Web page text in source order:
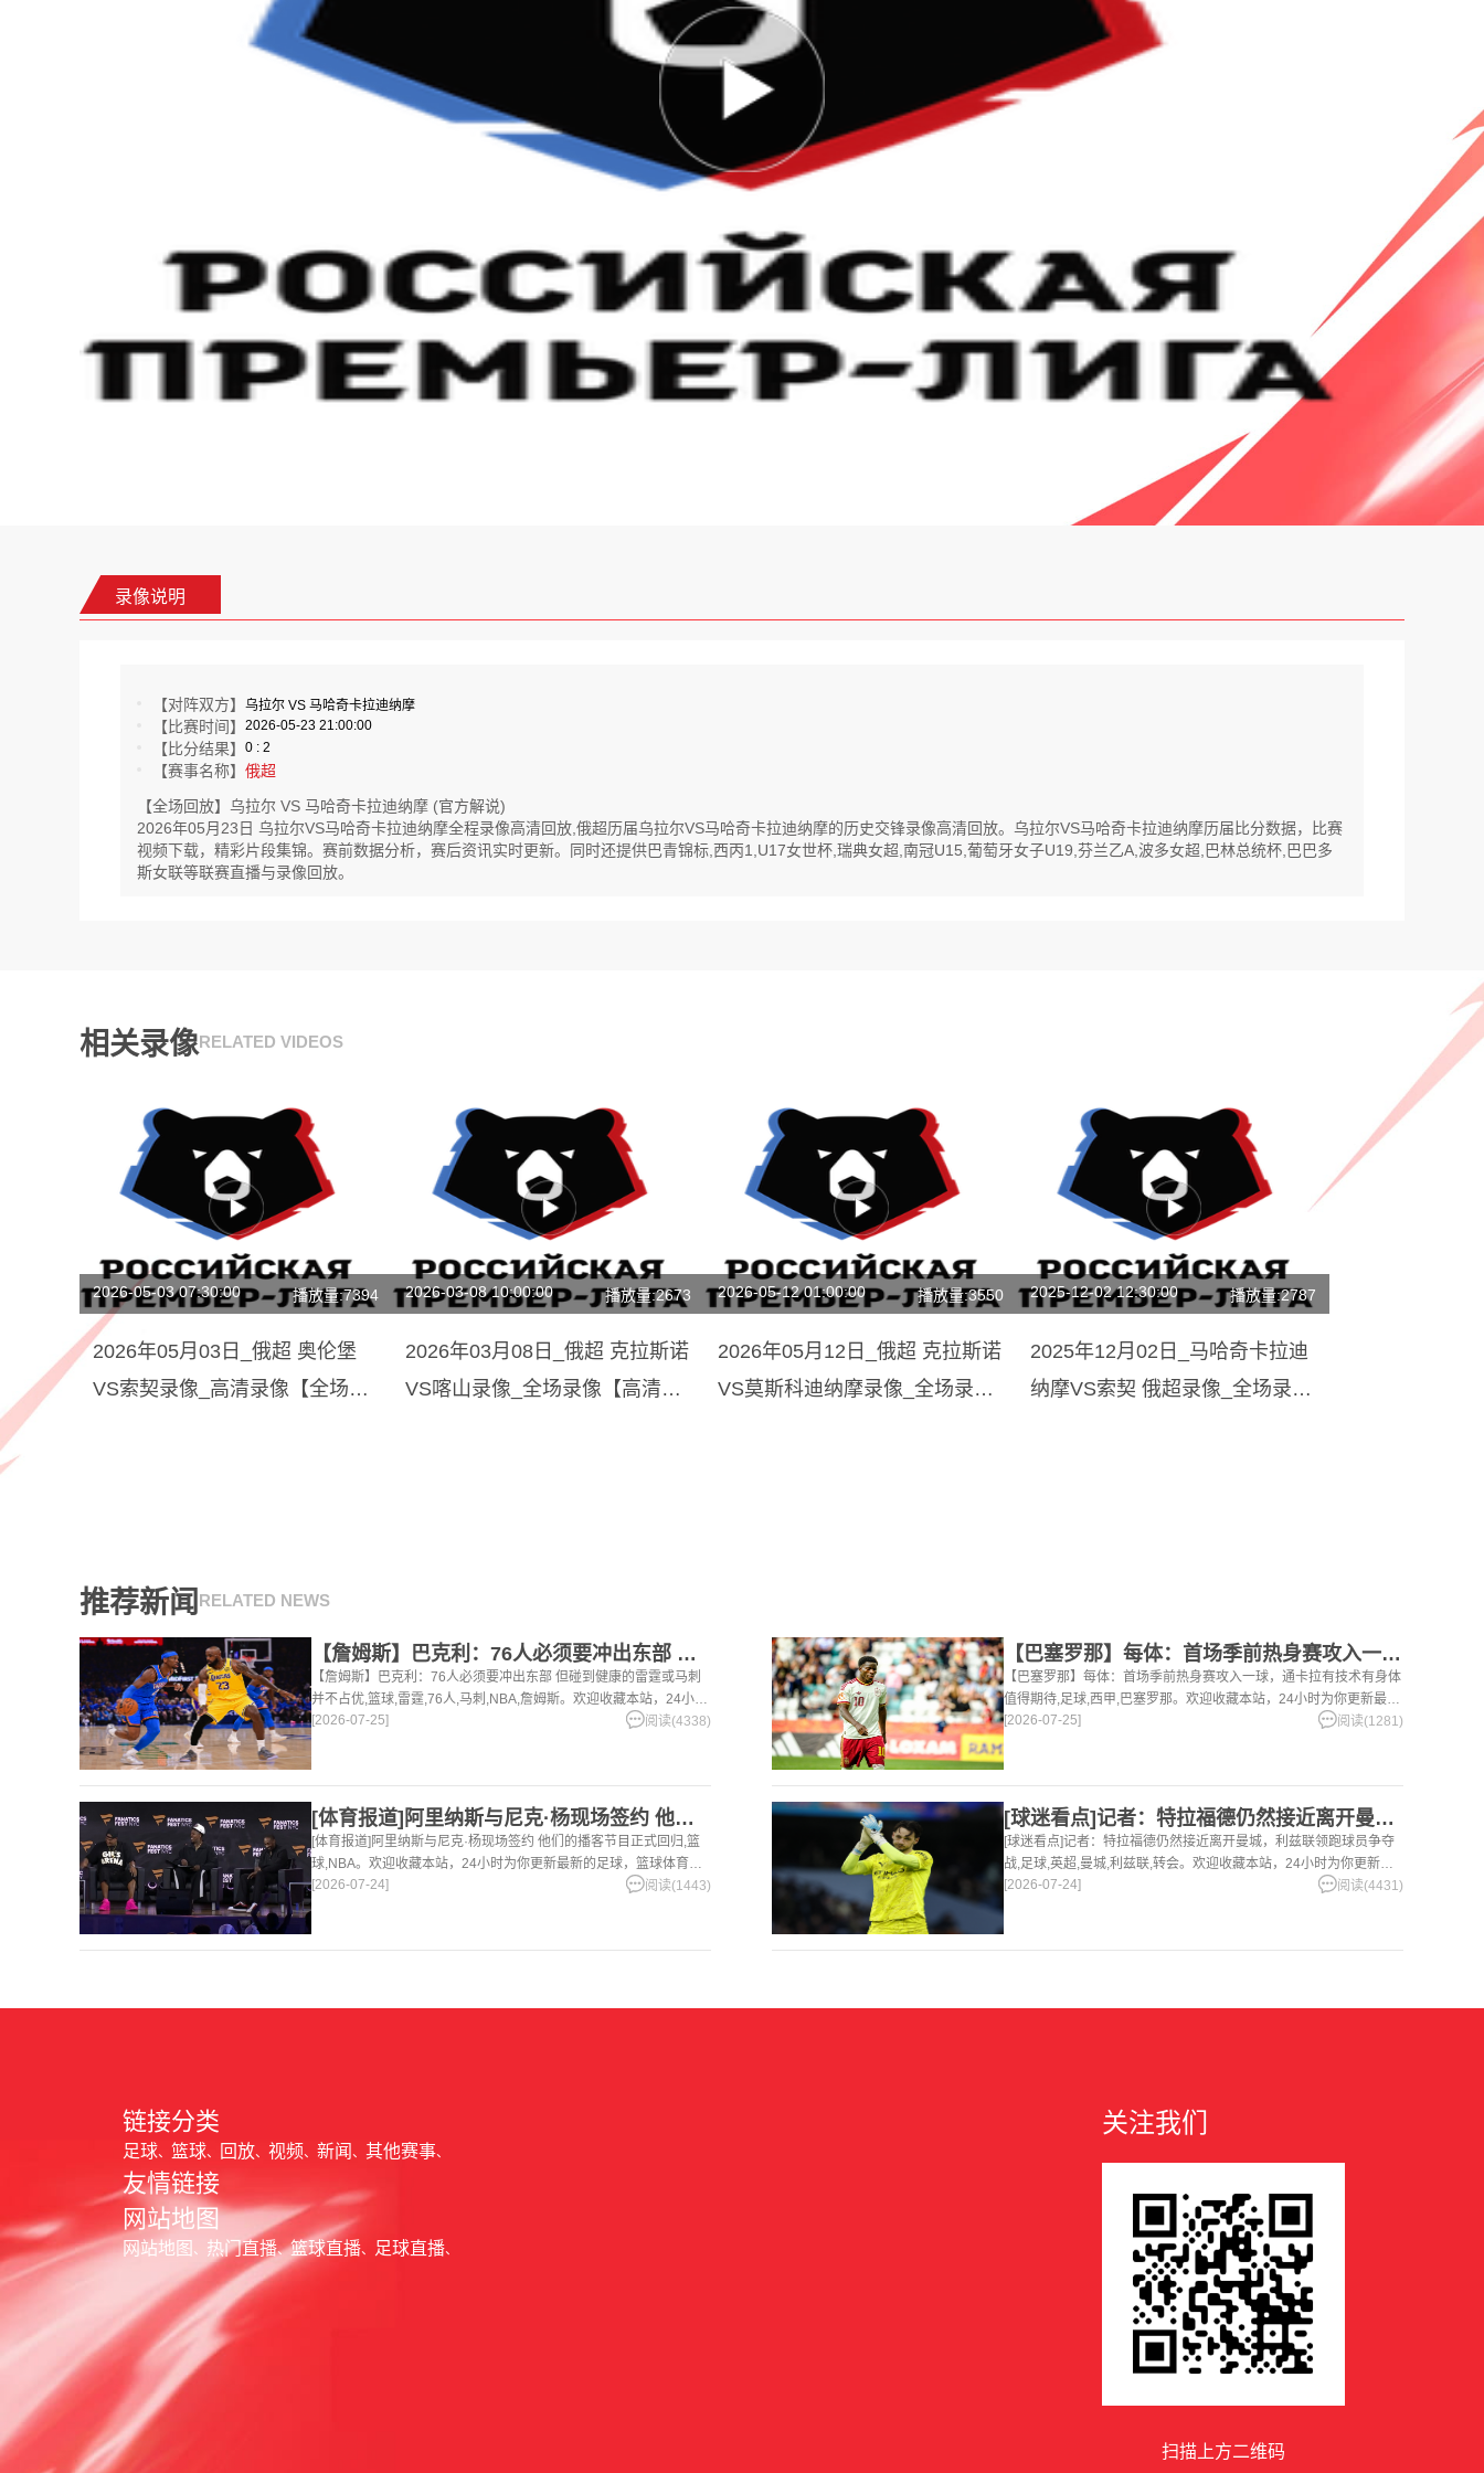
录像说明
【对阵双方】 乌拉尔 VS 马哈奇卡拉迪纳摩
【比赛时间】 2026-05-23 21:00:00
【比分结果】 0 : 2
【赛事名称】 俄超
【全场回放】乌拉尔 VS 马哈奇卡拉迪纳摩 (官方解说)
2026年05月23日 乌拉尔VS马哈奇卡拉迪纳摩全程录像高清回放,俄超历届乌拉尔VS马哈奇卡拉迪纳摩的历史交锋录像高清回放。乌拉尔VS马哈奇卡拉迪纳摩历届比分数据，比赛
视频下载，精彩片段集锦。赛前数据分析，赛后资讯实时更新。同时还提供巴青锦标,西丙1,U17女世杯,瑞典女超,南冠U15,葡萄牙女子U19,芬兰乙A,波多女超,巴林总统杯,巴巴多
斯女联等联赛直播与录像回放。
相关录像RELATED VIDEOS
2026-05-03 07:30:00 播放量:7394
2026年05月03日_俄超 奥伦堡
VS索契录像_高清录像【全场回
2026-03-08 10:00:00 播放量:2673
2026年03月08日_俄超 克拉斯诺
VS喀山录像_全场录像【高清回
2026-05-12 01:00:00 播放量:3550
2026年05月12日_俄超 克拉斯诺
VS莫斯科迪纳摩录像_全场录像
2025-12-02 12:30:00 播放量:2787
2025年12月02日_马哈奇卡拉迪
纳摩VS索契 俄超录像_全场录像
推荐新闻 RELATED NEWS
【詹姆斯】巴克利：76人必须要冲出东部 但碰到健康的雷霆或马
【詹姆斯】巴克利：76人必须要冲出东部 但碰到健康的雷霆或马刺
并不占优,篮球,雷霆,76人,马刺,NBA,詹姆斯。欢迎收藏本站，24小时
为你更新最新的足球，篮球体育资讯。
[2026-07-25] 阅读(4338)
【巴塞罗那】每体：首场季前热身赛攻入一球，通卡拉有技术有身体
【巴塞罗那】每体：首场季前热身赛攻入一球，通卡拉有技术有身体
值得期待,足球,西甲,巴塞罗那。欢迎收藏本站，24小时为你更新最新
的足球，篮球体育资讯。
[2026-07-25] 阅读(1281)
[体育报道]阿里纳斯与尼克·杨现场签约 他们的播客节目正式回
[体育报道]阿里纳斯与尼克·杨现场签约 他们的播客节目正式回归,篮
球,NBA。欢迎收藏本站，24小时为你更新最新的足球，篮球体育资
讯。
[2026-07-24] 阅读(1443)
[球迷看点]记者：特拉福德仍然接近离开曼城，利兹联领跑球员争
[球迷看点]记者：特拉福德仍然接近离开曼城，利兹联领跑球员争夺
战,足球,英超,曼城,利兹联,转会。欢迎收藏本站，24小时为你更新最
新的足球，篮球体育资讯。
[2026-07-24] 阅读(4431)
链接分类
足球 篮球 回放 视频 新闻 其他赛事
友情链接
网站地图
网站地图 热门直播 篮球直播 足球直播
关注我们
扫描上方二维码